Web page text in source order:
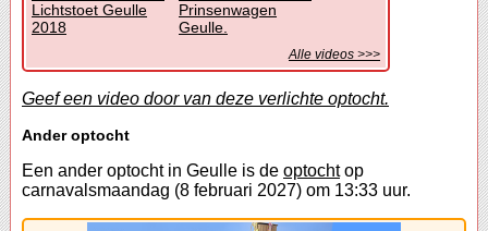
Lichtstoet Geulle
2018
Prinsenwagen
Geulle.
Alle videos >>>
Geef een video door van deze verlichte optocht.
Ander optocht
Een ander optocht in Geulle is de optochtop
carnavalsmaandag (8 februari 2027) om 13:33 uur.